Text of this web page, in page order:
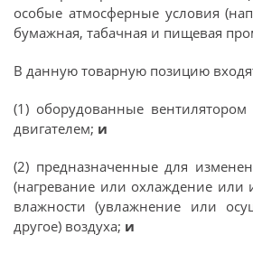
особые атмосферные условия
бумажная, табачная и пищевая
В данную товарную позицию
(1) оборудованные вентилятором
двигателем; и
(2) предназначенные для
(нагревание или охлаждение или
влажности (увлажнение или
другое) воздуха; и